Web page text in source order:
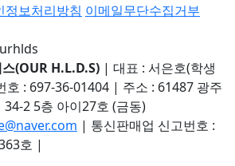
정보처리방침 이메일무단수집거부
(OUR H.L.D.S) | 대표 : 서은호(학생
호 : 697-36-01404 | 주소 : 61487 광주
2 5층 아이27호 (금동)
| 통신판매업 신고번호 :
호 |